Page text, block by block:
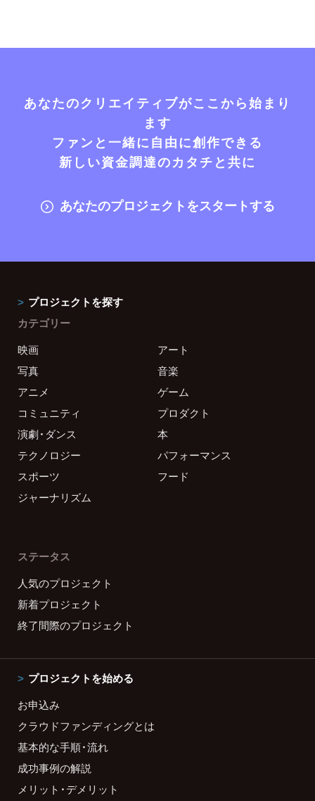
あなたのクリエイティブがここから始まり
ます
ファンと一緒に自由に創作できる
新しい資金調達のカタチと共に
あなたのプロジェクトをスタートする
プロジェクトを探す
カテゴリー
映画
アート
写真
音楽
アニメ
ゲーム
コミュニティ
プロダクト
演劇・ダンス
本
テクノロジー
パフォーマンス
スポーツ
フード
ジャーナリズム
ステータス
人気のプロジェクト
新着プロジェクト
終了間際のプロジェクト
プロジェクトを始める
お申込み
クラウドファンディングとは
基本的な手順・流れ
成功事例の解説
メリット・デメリット